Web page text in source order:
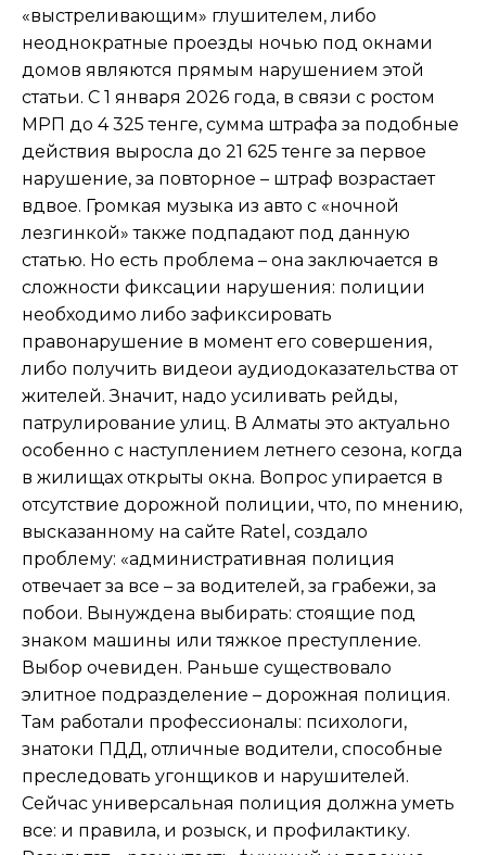
«выстреливающим» глушителем, либо
неоднократные проезды ночью под окнами
домов являются прямым нарушением этой
статьи. С 1 января 2026 года, в связи с ростом
МРП до 4 325 тенге, сумма штрафа за подобные
действия выросла до 21 625 тенге за первое
нарушение, за повторное – штраф возрастает
вдвое. Громкая музыка из авто с «ночной
лезгинкой» также подпадают под данную
статью. Но есть проблема – она заключается в
сложности фиксации нарушения: полиции
необходимо либо зафиксировать
правонарушение в момент его совершения,
либо получить видеои аудиодоказательства от
жителей. Значит, надо усиливать рейды,
патрулирование улиц. В Алматы это актуально
особенно с наступлением летнего сезона, когда
в жилищах открыты окна. Вопрос упирается в
отсутствие дорожной полиции, что, по мнению,
высказанному на сайте Ratel, создало
проблему: «административная полиция
отвечает за все – за водителей, за грабежи, за
побои. Вынуждена выбирать: стоящие под
знаком машины или тяжкое преступление.
Выбор очевиден. Раньше существовало
элитное подразделение – дорожная полиция.
Там работали профессионалы: психологи,
знатоки ПДД, отличные водители, способные
преследовать угонщиков и нарушителей.
Сейчас универсальная полиция должна уметь
все: и правила, и розыск, и профилактику.